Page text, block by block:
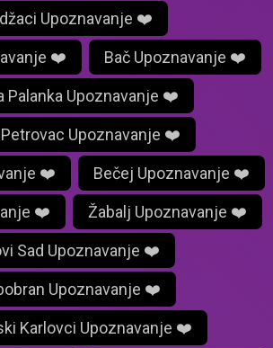
Upoznavanje ❤️
❤️ Bač Upoznavanje ❤️
Palanka Upoznavanje ❤️
Petrovac Upoznavanje ❤️
❤️ Bečej Upoznavanje ❤️
❤️ Žabalj Upoznavanje ❤️
Sad Upoznavanje ❤️
Upoznavanje ❤️
Karlovci Upoznavanje ❤️